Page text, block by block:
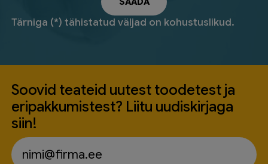
Tärniga (*) tähistatud väljad on kohustuslikud.
Soovid teateid uutest toodetest ja
eripakkumistest? Liitu uudiskirjaga
siin!